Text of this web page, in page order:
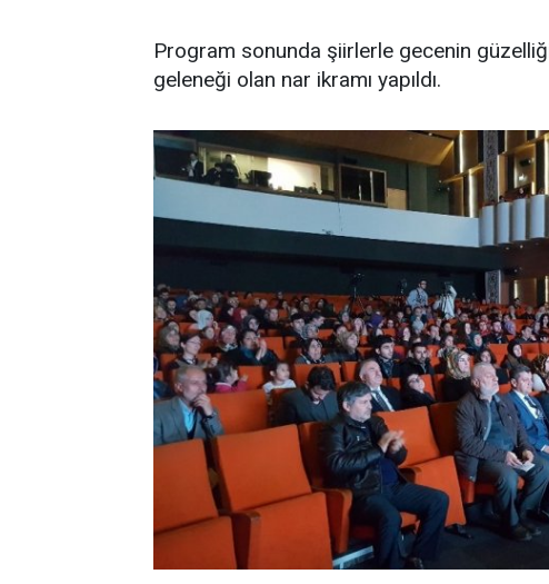
Program sonunda şiirlerle gecenin
geleneği olan nar ikramı yapıldı.